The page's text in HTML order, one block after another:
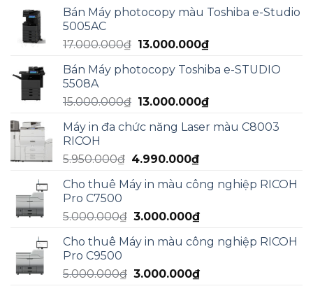
Bán Máy photocopy màu Toshiba e-Studio
5005AC
17.000.000₫ Giá
là:
13.000.000₫Giá
tại
13.000.000₫.
Bán Máy photocopy Toshiba e-STUDIO
5508A
15.000.000₫ Giá
là:
13.000.000₫Giá
tại
Máy in đa chức năng Laser màu C8003
RICOH
5.950.000₫ Giá
là:
4.990.000₫Giá
tại
4.990.000₫.
Cho thuê Máy in màu công nghiệp RICOH
Pro C7500
5.000.000₫ Giá
là:
3.000.000₫Giá
tại
3.000.000₫.
Cho thuê Máy in màu công nghiệp RICOH
Pro C9500
5.000.000₫ Giá
3.000.000₫Giá